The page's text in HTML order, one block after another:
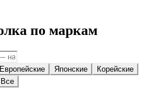
по маркам
Европейские Японские
Корейские
Все